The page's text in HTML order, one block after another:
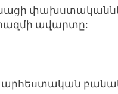
ավարտը:
արհեստական